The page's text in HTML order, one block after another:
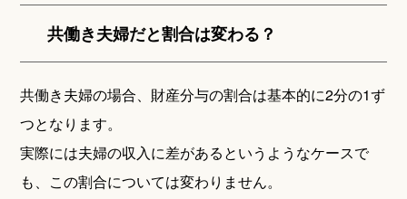
共働き夫婦だと割合は変わる？
共働き夫婦の場合、財産分与の割合は基本的に2分の1ず
つとなります。
実際には夫婦の収入に差があるというようなケースで
も、この割合については変わりません。